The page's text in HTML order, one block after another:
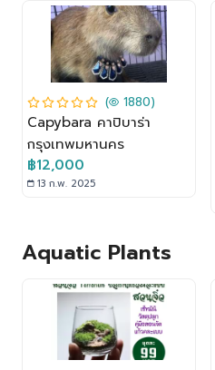
( 1880)
Capybara คาปิบาร่า
กรุงเทพมหานคร
฿12,000
13 ก.พ. 2025
Aquatic Plants